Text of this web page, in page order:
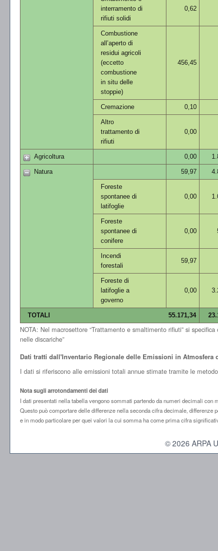
interramento di
rifiuti solidi
0,62
Combustione
all’aperto di
residui agricoli
(eccetto
combustione
in situ delle
stoppie)
456,45
Cremazione 0,10
Altro
trattamento di
rifiuti
0,00
Agricoltura 0,00
Natura 59,97
Foreste
spontanee di
latifoglie
0,00
Foreste
spontanee di
conifere
0,00
Incendi
forestali
59,97
Foreste di
latifoglie a
governo
0,00
TOTALI 55.171,34
NOTA: Nel macrosettore “Trattamento e smaltimento rifiuti” si
nelle discariche”
Dati tratti dall'Inventario Regionale delle Emissioni in Atmosfera
I dati si riferiscono alle emissioni totali annue stimate tramite le
Nota sugli arrotondamenti dei dati
I dati presentati nella tabella vengono sommati partendo da numeri decimali
Questo può comportare delle differenze nella seconda cifra decimale,
e in modo particolare per quei valori la cui somma ha come prima cifra
© 2026 ARPA